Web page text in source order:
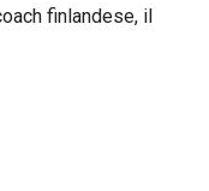
finlandese, il